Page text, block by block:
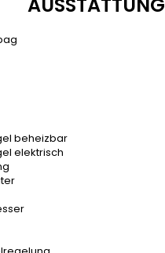
beheizbar
elektrisch